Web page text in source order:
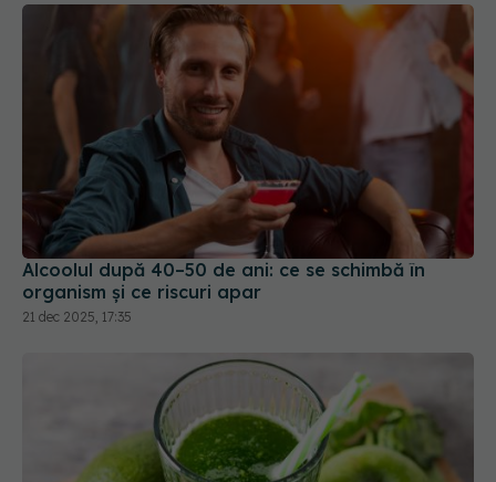
Alcoolul după 40–50 de ani: ce se schimbă în
organism și ce riscuri apar
21 dec 2025, 17:35